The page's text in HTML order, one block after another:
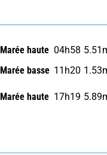
Marée haute 04h58
Marée basse 11h20
Marée haute 17h19